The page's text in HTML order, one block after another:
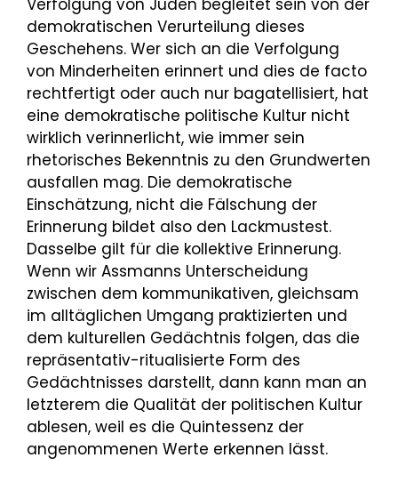
Verfolgung von Juden begleitet sein von der
demokratischen Verurteilung dieses
Geschehens. Wer sich an die Verfolgung
von Minderheiten erinnert und dies de facto
rechtfertigt oder auch nur bagatellisiert, hat
eine demokratische politische Kultur nicht
wirklich verinnerlicht, wie immer sein
rhetorisches Bekenntnis zu den Grundwerten
ausfallen mag. Die demokratische
Einschätzung, nicht die Fälschung der
Erinnerung bildet also den Lackmustest.
Dasselbe gilt für die kollektive Erinnerung.
Wenn wir Assmanns Unterscheidung
zwischen dem kommunikativen, gleichsam
im alltäglichen Umgang praktizierten und
dem kulturellen Gedächtnis folgen, das die
repräsentativ-ritualisierte Form des
Gedächtnisses darstellt, dann kann man an
letzterem die Qualität der politischen Kultur
ablesen, weil es die Quintessenz der
angenommenen Werte erkennen lässt.